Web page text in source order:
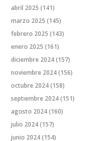
abril 2025 (141)
marzo 2025 (145)
febrero 2025 (143)
enero 2025 (161)
diciembre 2024(157)
noviembre 2024(156)
octubre 2024(158)
septiembre 2024(151)
agosto 2024(160)
julio 2024(157)
junio 2024(154)